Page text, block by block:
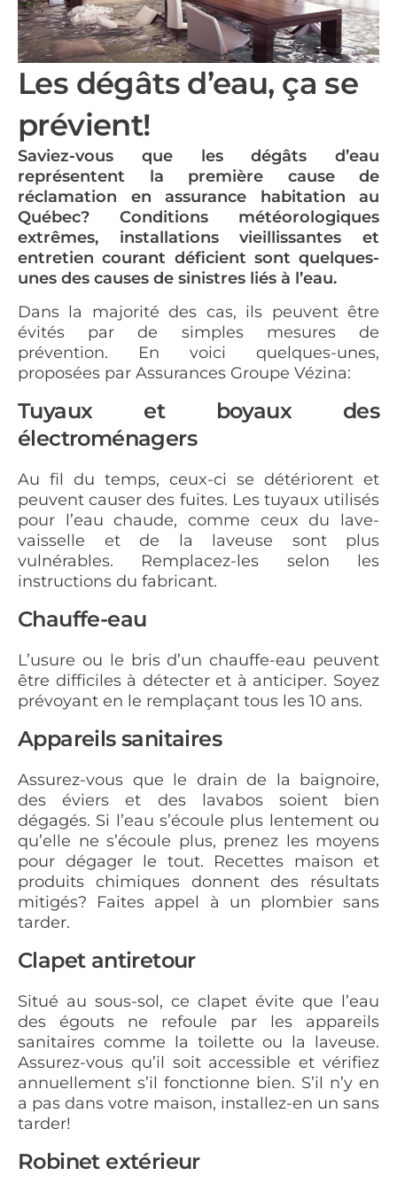
Les dégâts d’eau, ça se
prévient!
Saviez-vous que les dégâts d’eau
représentent la première cause de
réclamation en assurance habitation au
Québec? Conditions météorologiques
extrêmes, installations vieillissantes et
entretien courant déficient sont quelques-
unes des causes de sinistres liés à l’eau.
Dans la majorité des cas, ils peuvent être
évités par de simples mesures de
prévention. En voici quelques-unes,
proposées par Assurances Groupe Vézina:
Tuyaux et boyaux des
électroménagers
Au fil du temps, ceux-ci se détériorent et
peuvent causer des fuites. Les tuyaux utilisés
pour l’eau chaude, comme ceux du lave-
vaisselle et de la laveuse sont plus
vulnérables. Remplacez-les selon les
instructions du fabricant.
Chauffe-eau
L’usure ou le bris d’un chauffe-eau peuvent
être difficiles à détecter et à anticiper. Soyez
prévoyant en le remplaçant tous les 10 ans.
Appareils sanitaires
Assurez-vous que le drain de la baignoire,
des éviers et des lavabos soient bien
dégagés. Si l’eau s’écoule plus lentement ou
qu’elle ne s’écoule plus, prenez les moyens
pour dégager le tout. Recettes maison et
produits chimiques donnent des résultats
mitigés? Faites appel à un plombier sans
tarder.
Clapet antiretour
Situé au sous-sol, ce clapet évite que l’eau
des égouts ne refoule par les appareils
sanitaires comme la toilette ou la laveuse.
Assurez-vous qu’il soit accessible et vérifiez
annuellement s’il fonctionne bien. S’il n’y en
a pas dans votre maison, installez-en un sans
tarder!
Robinet extérieur